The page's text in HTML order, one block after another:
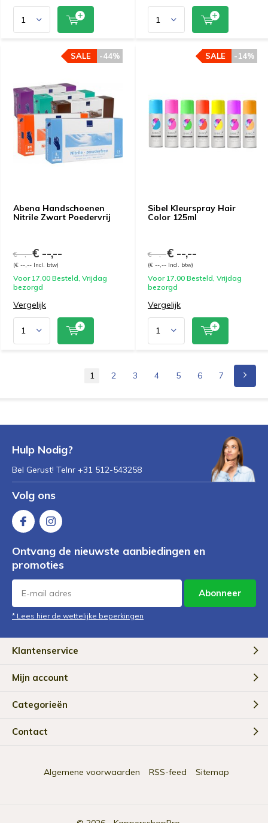
Abena Handschoenen
Nitrile Zwart Poedervrij
-44%
SALE
€ --,--€ --,--
(€ --,-- Incl. btw)
Voor 17.00 Besteld, Vrijdag
bezorgd
Vergelijk
Sibel Kleurspray Hair
Color 125ml
-14%
SALE
€ --,--€ --,--
(€ --,-- Incl. btw)
Voor 17.00 Besteld, Vrijdag
bezorgd
Vergelijk
1 2 3 4 5 6 7
Hulp Nodig?
Bel Gerust! Telnr +31 512-543258
Volg ons
Ontvang de nieuwste aanbiedingen en
promoties
Abonneer
* Lees hier de wettelijke beperkingen
Klantenservice
Mijn account
Categorieën
Contact
Algemene voorwaarden RSS-feed Sitemap